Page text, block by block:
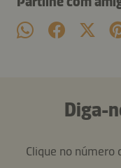
Diga-
Clique no número